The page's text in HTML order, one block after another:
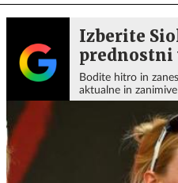
Izberite
prednostni
Bodite hitro in
aktualne in